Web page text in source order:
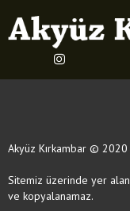
Akyüz Kırkambar © 2020
Sitemiz üzerinde yer
ve kopyalanamaz.